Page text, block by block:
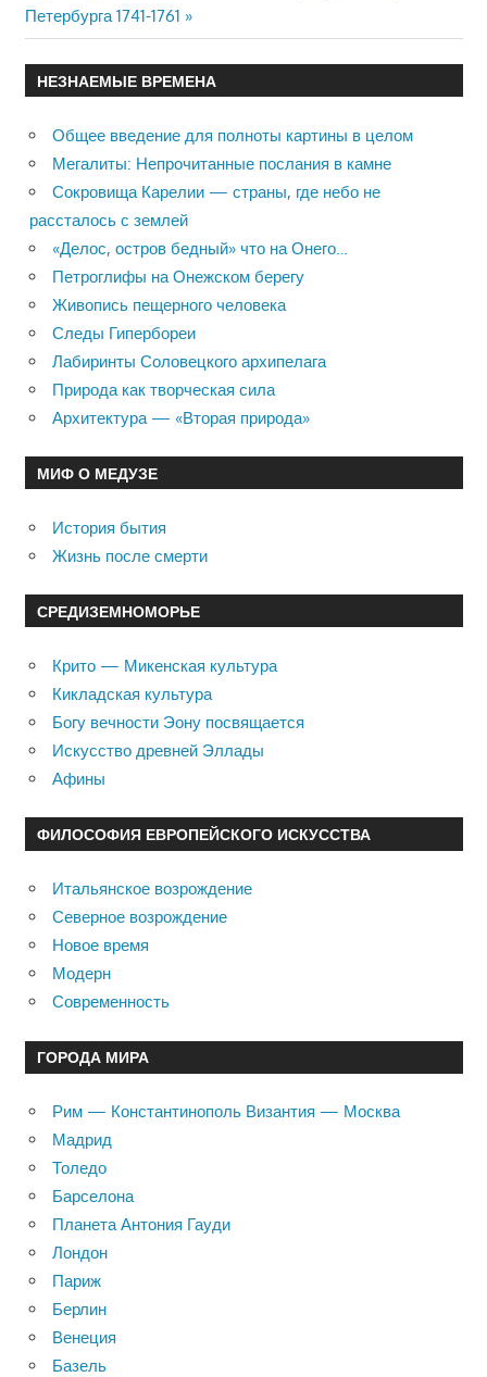
по
записям
Post:
Петербурга 1741-1761
НЕЗНАЕМЫЕ ВРЕМЕНА
Общее введение для полноты картины в целом
Мегалиты: Непрочитанные послания в камне
Сокровища Карелии — страны, где небо не
рассталось с землей
«Делос, остров бедный» что на Онего…
Петроглифы на Онежском берегу
Живопись пещерного человека
Следы Гипербореи
Лабиринты Соловецкого архипелага
Природа как творческая сила
Архитектура — «Вторая природа»
МИФ О МЕДУЗЕ
История бытия
Жизнь после смерти
СРЕДИЗЕМНОМОРЬЕ
Крито — Микенская культура
Кикладская культура
Богу вечности Эону посвящается
Искусство древней Эллады
Афины
ФИЛОСОФИЯ ЕВРОПЕЙСКОГО ИСКУССТВА
Итальянское возрождение
Северное возрождение
Новое время
Модерн
Современность
ГОРОДА МИРА
Рим — Константинополь Византия — Москва
Мадрид
Толедо
Барселона
Планета Антония Гауди
Лондон
Париж
Берлин
Венеция
Базель